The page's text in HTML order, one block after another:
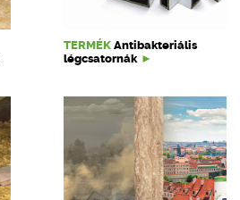
TERMÉK Antibakteriális
légcsatornák